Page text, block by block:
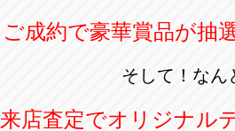
ご成約で豪華賞品が抽
そして！なん
来店査定でオリジナル